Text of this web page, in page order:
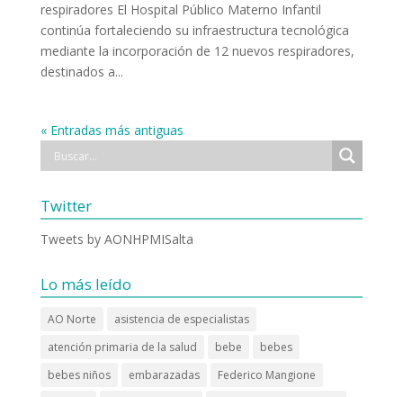
respiradores El Hospital Público Materno Infantil
continúa fortaleciendo su infraestructura tecnológica
mediante la incorporación de 12 nuevos respiradores,
destinados a...
« Entradas más antiguas
Twitter
Tweets by AONHPMISalta
Lo más leído
AO Norte
asistencia de especialistas
atención primaria de la salud
bebe
bebes
bebes niños
embarazadas
Federico Mangione